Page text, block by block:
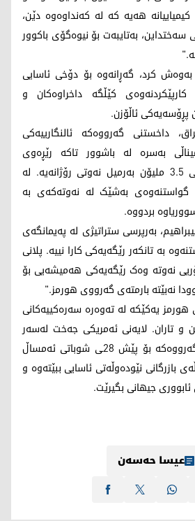
هەیە کە لە کەنداوەوە دێن،
سەختداین، بەتایبەت بۆ نیوەگۆی باکوور
بەوەش کرد، گەڕانەوە بۆ دۆخی ئاسایی
کێڵگە داخراوەکان و
ئاڵۆزن.
داخستنی گەرووەکە ئالنگارییەکی
بەسرە لە باشوور تاکە رێڕەوی
سەرەکیی هەناردەکردنی 3.5 ملیۆن بەرمیل نەوتی رۆژانەیە. لە
گواستنەوەی بەشێک لە نەوتەکەی بە
بردووە.
بەرپرسی ستراتیژی لە پەیمانگەی
بە تانکەر رێگەیەکی کارا نییە. پلانی
نەوتە وەک رێگەیەکی هەمیشەیی بۆ
نەبێتە بارمتەی گەرووی هورمز."
یەکێکە لە تەوەرە سەرەکییەکانی
و تاران. لایەنی ئەمریکی جەخت لەسەر
گەڕانەوەی بارودۆخی گەرووەکە بۆ پێش 28ـی شوباتی ئەمساڵ
بازرگانی نێودەوڵەتی ئاسایی ببێتەوە و
ئابووری جیهانی بگیرێت.
عیسا حەسەن